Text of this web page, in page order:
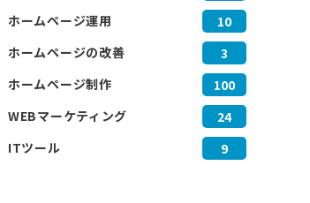
ホームページ運用
10
ホームページの改善
3
ホームページ制作
100
WEBマーケティング
24
ITツール
9